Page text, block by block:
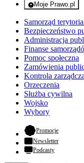
Moje Prawo.pl
-
Samorząd
Bezpieczeństwo
Administracja
Finanse
Pomoc społeczna
Zamówienia
Kontrola
Orzeczenia
Służba cywilna
Wojsko
Wybory
Promocje- otwiera
Newsletter
Podcasty